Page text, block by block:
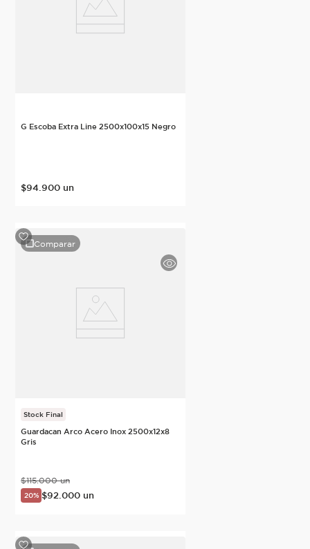
G Escoba Extra Line 2500x100x15 Negro
$94.900 un
Comparar
Stock Final
Guardacan Arco Acero Inox 2500x12x8
Gris
$115.000 un
20% $92 000 un